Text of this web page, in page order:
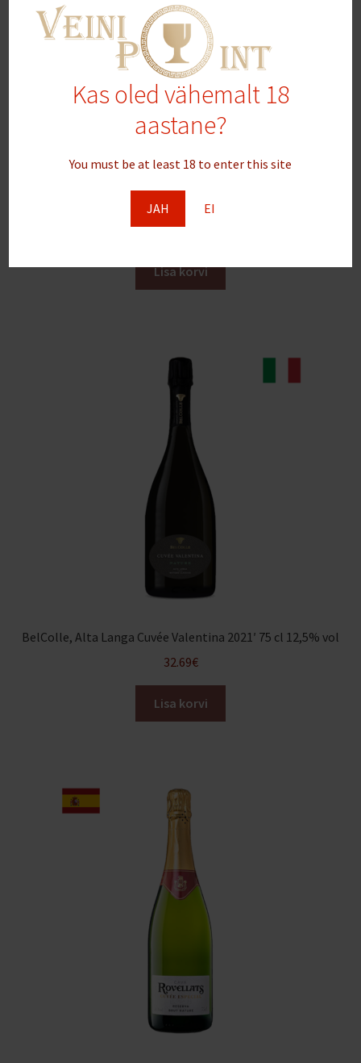
Kas oled vähemalt 18
aastane?
You must be at least 18 to enter this site
JAH EI
0% vol – Bosio Cuve’e Brut Bianco – Alkoholivaba vahuvein
7.00
Lisa korvi
BelColle, Alta Langa Cuvée Valentina 2021′ 75 cl 12,5% vol
32.69€
Lisa korvi